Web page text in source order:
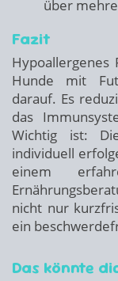
über
Fazit
Hunde mit
darauf. Es
das
Wichtig ist:
individuell
einem
nicht nur
ein
Das könnte